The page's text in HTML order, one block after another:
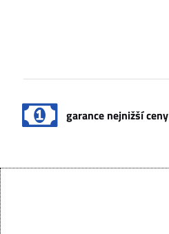
garance nejnižší ceny